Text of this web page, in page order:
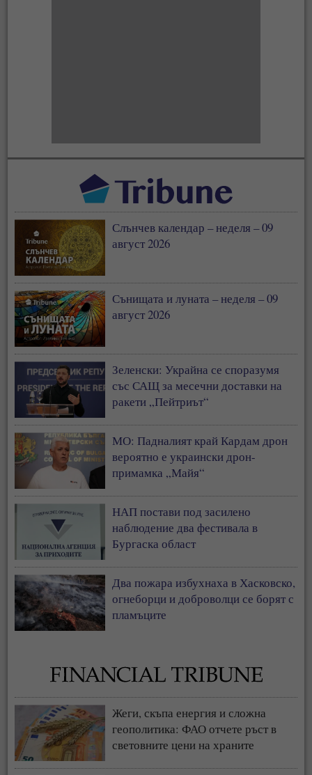
Слънчев календар – неделя – 09
август 2026
Сънищата и луната – неделя – 09
август 2026
Зеленски: Украйна се споразумя
със САЩ за месечни доставки на
ракети „Пейтриът“
МО: Падналият край Кардам дрон
вероятно е украински дрон-
примамка „Майя“
НАП постави под засилено
наблюдение два фестивала в
Бургаска област
Два пожара избухнаха в Хасковско,
огнеборци и доброволци се борят с
пламъците
Жеги, скъпа енергия и сложна
геополитика: ФАО отчете ръст в
световните цени на храните